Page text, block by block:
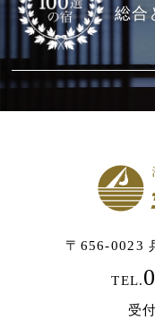
総合
〒656-0023
TEL.
受